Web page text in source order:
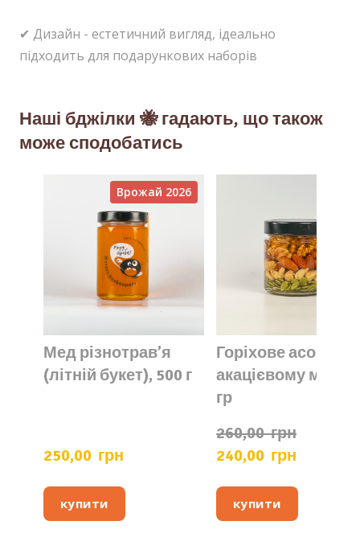
✔ Дизайн - естетичний вигляд, ідеально
підходить для подарункових наборів
Наші бджілки 🐝 гадають, що також
може сподобатись
Врожай 2026
Мед різнотрав’я
(літній букет), 500 г
250,00  грн
купити
Горіхове асорті в
акацієвому меді
гр
260,00  грн
240,00  грн
купити